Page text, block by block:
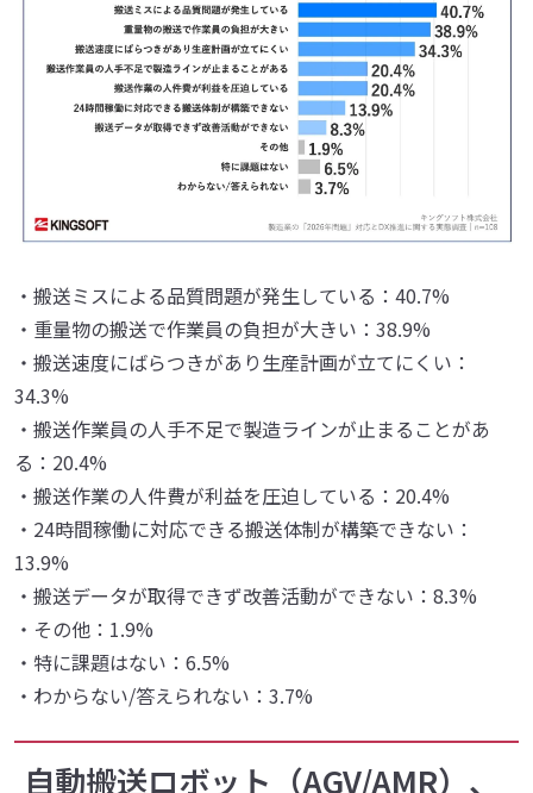
・搬送ミスによる品質問題が発生している：40.7%
・重量物の搬送で作業員の負担が大きい：38.9%
・搬送速度にばらつきがあり生産計画が立てにくい：
34.3%
・搬送作業員の人手不足で製造ラインが止まることがあ
る：20.4%
・搬送作業の人件費が利益を圧迫している：20.4%
・24時間稼働に対応できる搬送体制が構築できない：
13.9%
・搬送データが取得できず改善活動ができない：8.3%
・その他：1.9%
・特に課題はない：6.5%
・わからない/答えられない：3.7%
自動搬送ロボット（AGV/AMR）、